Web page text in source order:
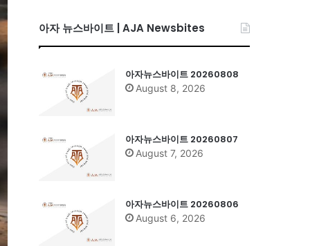
아자 뉴스바이트 | AJA Newsbites
아자뉴스바이트 20260808
August 8, 2026
아자뉴스바이트 20260807
August 7, 2026
아자뉴스바이트 20260806
August 6, 2026